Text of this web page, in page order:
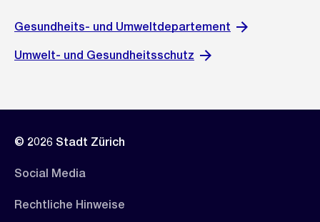
Gesundheits- und Umweltdepartement
Umwelt- und Gesundheitsschutz
© 2026 Stadt Zürich
Social Media
Rechtliche Hinweise